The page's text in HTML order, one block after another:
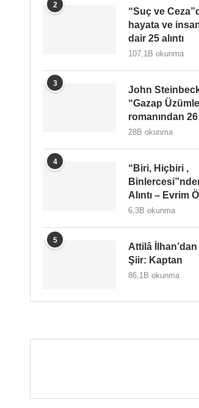
2
“Suç ve
hayata ve
dair 25 alıntı
107,1B okunma
3
John
“Gazap
romanından 26
28B okunma
4
“Biri, Hiçbiri ,
Alıntı – Evrim
6,3B okunma
5
Attilâ
Şiir: Kaptan
86,1B okunma